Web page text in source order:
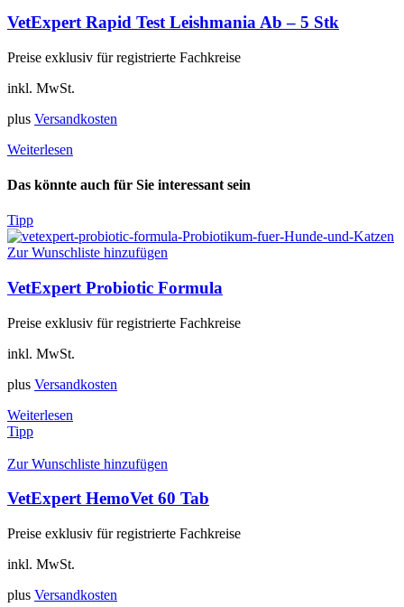
VetExpert Rapid Test Leishmania Ab – 5 Stk
Preise exklusiv für registrierte Fachkreise
inkl. MwSt.
plus Versandkosten
Weiterlesen
Das könnte auch für Sie interessant sein
Tipp
Zur Wunschliste hinzufügen
VetExpert Probiotic Formula
Preise exklusiv für registrierte Fachkreise
inkl. MwSt.
plus Versandkosten
Weiterlesen
Tipp
Zur Wunschliste hinzufügen
VetExpert HemoVet 60 Tab
Preise exklusiv für registrierte Fachkreise
inkl. MwSt.
plus Versandkosten